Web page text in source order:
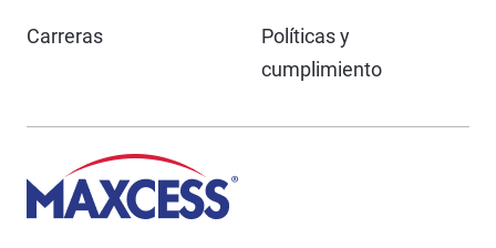
Carreras
Políticas y
cumplimiento